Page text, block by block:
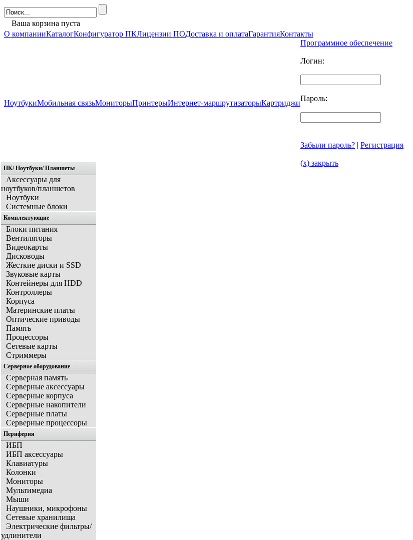
Ваша корзина пуста
О компанииКаталогКонфигуратор ПКЛицензии ПОДоставка и оплатаГарантияКонтакты
НоутбукиМобильная связьМониторыПринтерыИнтернет-маршрутизаторыКартриджи
Программное обеспечение
Логин:
Пароль:
Забыли пароль? | Регистрация
(x) закрыть
Главная
ПК/ Ноутбуки/ Планшеты
Аксессуары для
ноутбуков/планшетов
Ноутбуки
Системные блоки
Комплектующие
Блоки питания
Вентиляторы
Видеокарты
Дисководы
Жесткие диски и SSD
Звуковые карты
Контейнеры для HDD
Контроллеры
Корпуса
Материнские платы
Оптические приводы
Память
Процессоры
Сетевые карты
Стриммеры
Серверное оборудование
Серверная память
Серверные аксессуары
Серверные корпуса
Серверные накопители
Серверные платы
Серверные процессоры
Периферия
ИБП
ИБП аксессуары
Клавиатуры
Колонки
Мониторы
Мультимедиа
Мыши
Наушники, микрофоны
Сетевые хранилища
Электрические фильтры/
удлинители